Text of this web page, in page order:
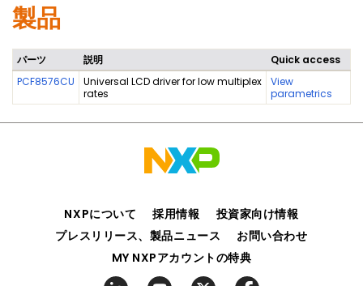
製品
パーツ 説明
Quick access
PCF8576CU
Universal LCD driver for low multiplex
rates
View
parametrics
NXPについて 採用情報
投資家向け情報
プレスリリース、製品ニュース
お問い合わせ
MY NXPアカウントの特典